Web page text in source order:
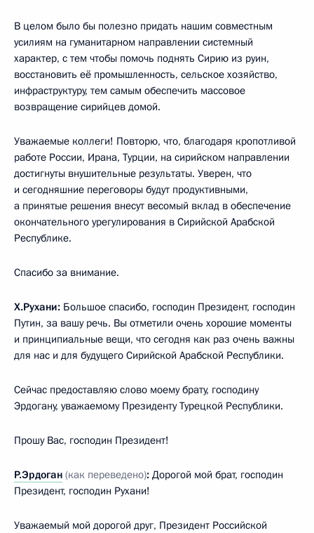
В целом было бы полезно придать нашим совместным
усилиям на гуманитарном направлении системный
характер, с тем чтобы помочь поднять Сирию из руин,
восстановить её промышленность, сельское хозяйство,
инфраструктуру, тем самым обеспечить массовое
возвращение сирийцев домой.
Уважаемые коллеги! Повторю, что, благодаря кропотливой
работе России, Ирана, Турции, на сирийском направлении
достигнуты внушительные результаты. Уверен, что
и сегодняшние переговоры будут продуктивными,
а принятые решения внесут весомый вклад в обеспечение
окончательного урегулирования в Сирийской Арабской
Республике.
Спасибо за внимание.
Х.Рухани: Большое спасибо, господин Президент, господин
Путин, за вашу речь. Вы отметили очень хорошие моменты
и принципиальные вещи, что сегодня как раз очень важны
для нас и для будущего Сирийской Арабской Республики.
Сейчас предоставляю слово моему брату, господину
Эрдогану, уважаемому Президенту Турецкой Республики.
Прошу Вас, господин Президент!
Р.Эрдоган (как переведено): Дорогой мой брат, господин
Президент, господин Рухани!
Уважаемый мой дорогой друг, Президент Российской